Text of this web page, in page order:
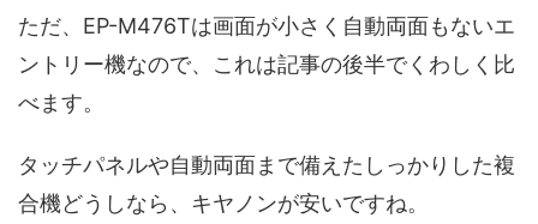
ただ、EP-M476Tは画面が小さく自動両面もないエ
ントリー機なので、これは記事の後半でくわしく比
べます。
タッチパネルや自動両面まで備えたしっかりした複
合機どうしなら、キヤノンが安いですね。